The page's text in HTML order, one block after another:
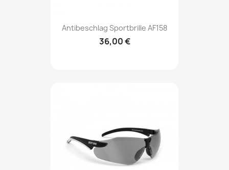
Antibeschlag Sportbrille AF158
36,00 €